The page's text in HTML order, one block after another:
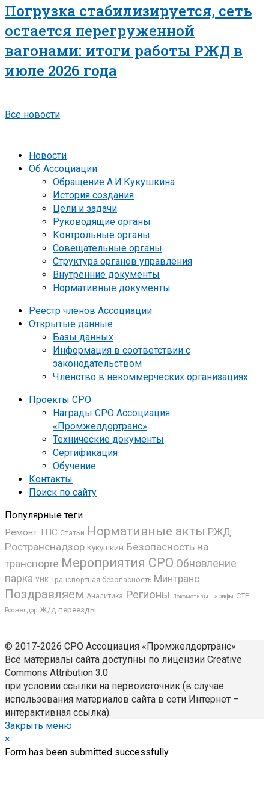
Погрузка стабилизируется, сеть
остается перегруженной
вагонами: итоги работы РЖД в
июле 2026 года
Все новости
Новости
Об Ассоциации
Обращение А.И.Кукушкина
История создания
Цели и задачи
Руководящие органы
Контрольные органы
Совещательные органы
Структура органов управления
Внутренние документы
Нормативные документы
Реестр членов Ассоциации
Открытые данные
Базы данных
Информация в соответствии с
законодательством
Членство в некоммерческих организациях
Проекты СРО
Награды СРО Ассоциация
«Промжелдортранс»
Технические документы
Сертификация
Обучение
Контакты
Поиск по сайту
Популярные теги
Ремонт ТПС Статьи Нормативные акты РЖД
Ространснадзор Кукушкин Безопасность на
транспорте Мероприятия СРО Обновление
парка УНК Транспортная безопасность Минтранс
Поздравляем Аналитика Регионы Локомотивы Тарифы СТР
Росжелдор Ж/д переезды
© 2017-2026 СРО Ассоциация «Промжелдортранс»
Все материалы сайта доступны по лицензии Creative
Commons Attribution 3.0
при условии ссылки на первоисточник (в случае
использования материалов сайта в сети Интернет –
интерактивная ссылка).
Закрыть меню
×
Form has been submitted successfully.